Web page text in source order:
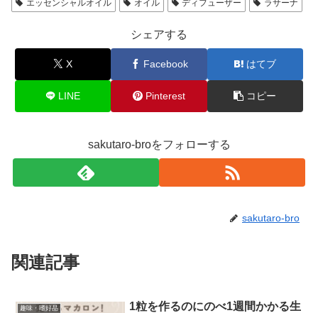
エッセンシャルオイル
オイル ディフューザー ラサーナ
シェアする
X Facebook はてブ
LINE Pinterest コピー
sakutaro-broをフォローする
sakutaro-bro
関連記事
趣味・嗜好品
1粒を作るのにのべ1週間かかる生